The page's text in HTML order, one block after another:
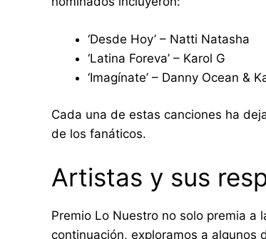
‘Desde Hoy’ – Natti Natasha
‘Latina Foreva’ – Karol G
‘Imagínate’ – Danny Ocean &
Cada una de estas canciones ha
de los fanáticos.
Artistas y sus
Premio Lo Nuestro no solo premia
continuación, exploramos a algunos